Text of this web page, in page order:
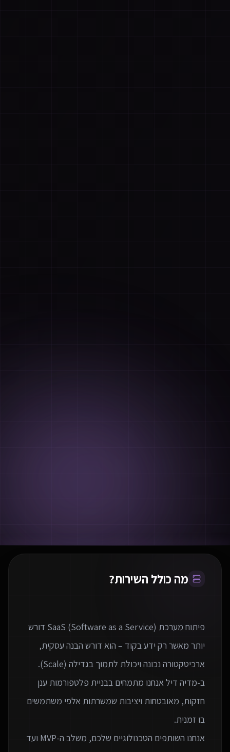
מה כולל השירות?
פיתוח מערכת SaaS (Software as a Service) דורש
יותר מאשר רק ידע בקוד – הוא דורש הבנה עסקית,
ב-מדיה דיל אנחנו מתמחים בבניית פלטפורמות ענן
חזקות, מאובטחות ויציבות שמשרתות אלפי משתמשים
אנחנו השותפים הטכנולוגיים שלכם, משלב ה-MVP ועד